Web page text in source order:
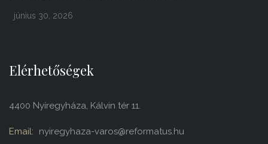
június 30, 2026
Elérhetőségek
4400 Nyíregyháza, Kálvin tér 11.
Email: nyiregyhaza-varos@reformatus.hu